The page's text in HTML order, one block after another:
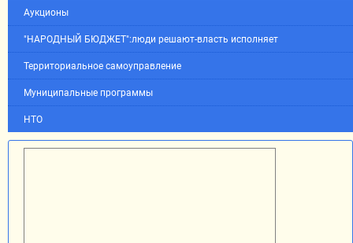
Аукционы
"НАРОДНЫЙ БЮДЖЕТ":люди решают-власть исполняет
Территориальное самоуправление
Муниципальные программы
НТО